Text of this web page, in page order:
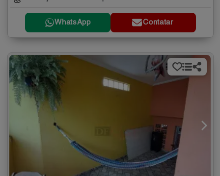
WhatsApp Contatar